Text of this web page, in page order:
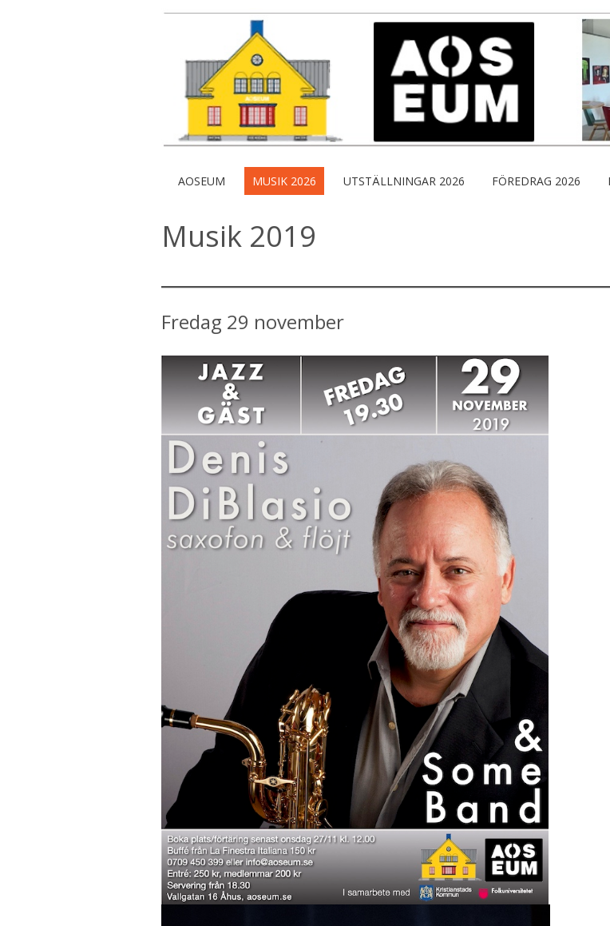
AOSEUM MUSIK 2026 UTSTÄLLNINGAR 2026 FÖREDRAG 2026
Musik 2019
Fredag 29 november